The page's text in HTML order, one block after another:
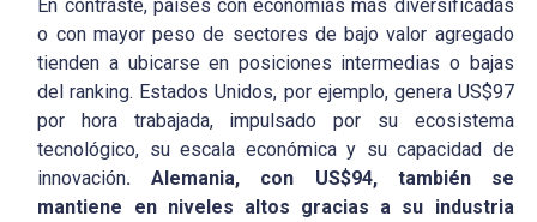
En contraste, países con economías más diversificadas
o con mayor peso de sectores de bajo valor agregado
tienden a ubicarse en posiciones intermedias o bajas
del ranking. Estados Unidos, por ejemplo, genera US$97
por hora trabajada, impulsado por su ecosistema
tecnológico, su escala económica y su capacidad de
innovación. Alemania, con US$94, también se
mantiene en niveles altos gracias a su industria